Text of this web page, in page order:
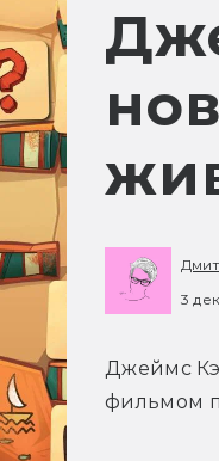
3
Джеймс
фильмом